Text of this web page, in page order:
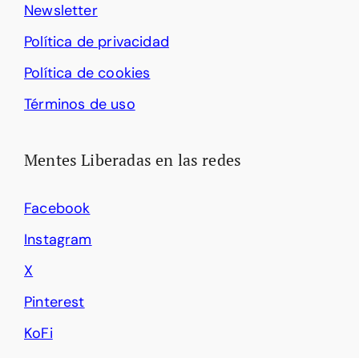
Newsletter
Política de privacidad
Política de cookies
Términos de uso
Mentes Liberadas en las redes
Facebook
Instagram
X
Pinterest
KoFi